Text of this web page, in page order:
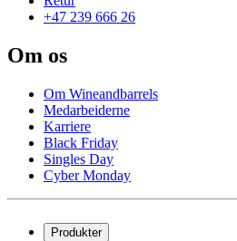
+47 239 666 26
Om os
Om Wineandbarrels
Medarbeiderne
Karriere
Black Friday
Singles Day
Cyber Monday
Produkter